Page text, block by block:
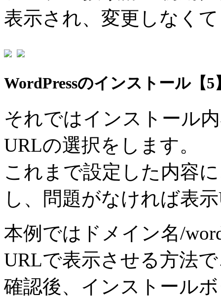
表示され、変更しなく
WordPressのインストール【5
それではインストール
URLの選択をします。
これまで設定した内容
し、問題がなければ表
本例ではドメイン名/
URLで表示させる方法
確認後、インストール